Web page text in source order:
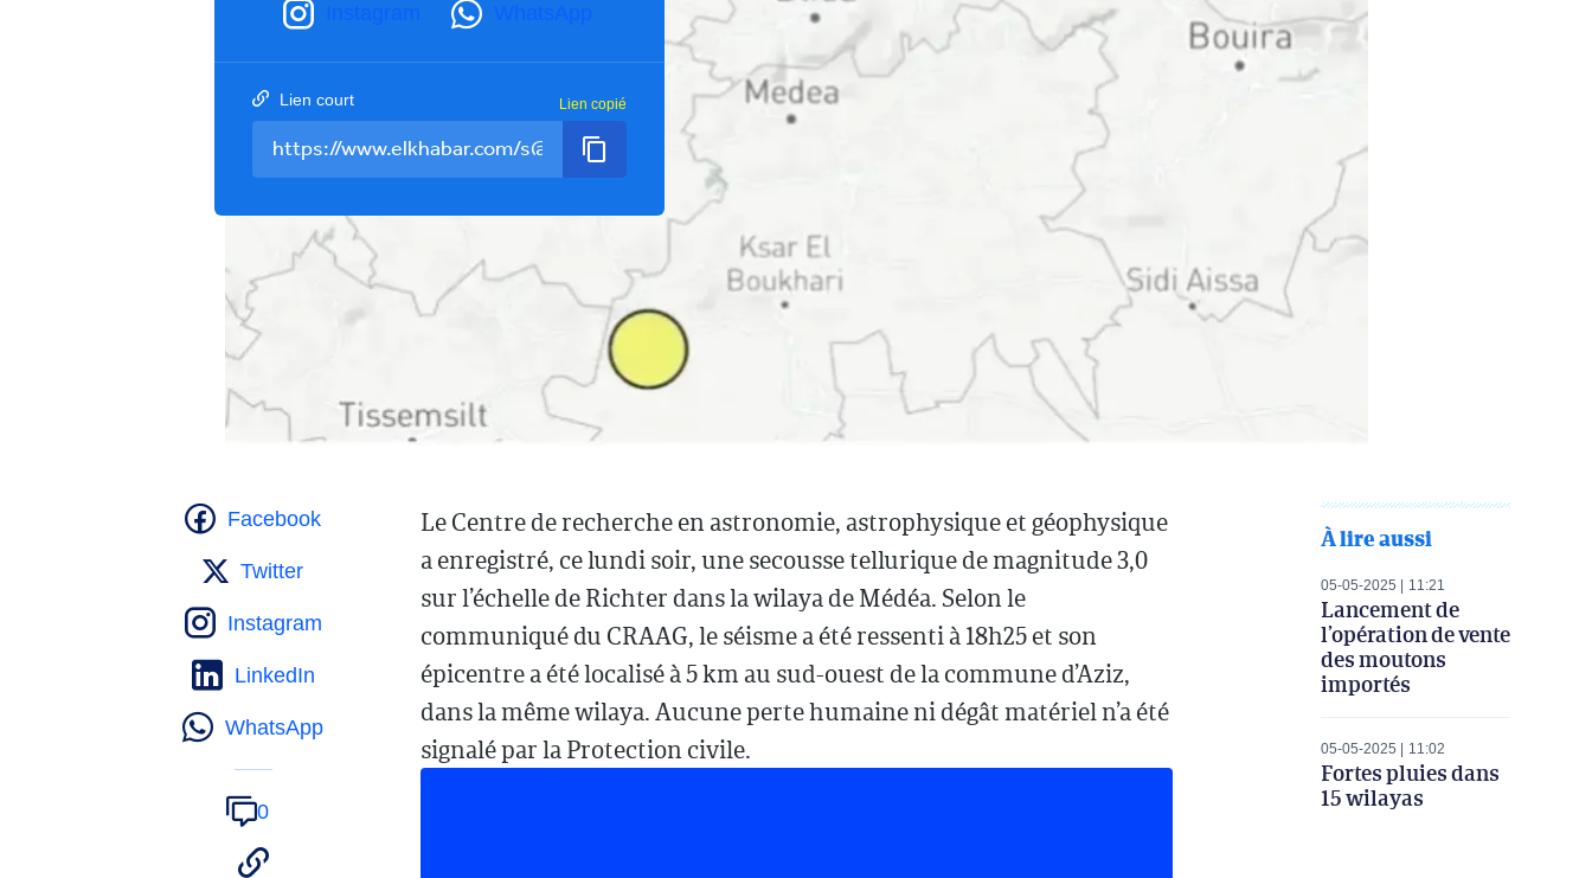
Instagram WhatsApp
Lien court Lien copié
Le Centre de recherche en astronomie, astrophysique et géophysique
a enregistré, ce lundi soir, une secousse tellurique de magnitude 3,0
sur l’échelle de Richter dans la wilaya de Médéa. Selon le
communiqué du CRAAG, le séisme a été ressenti à 18h25 et son
épicentre a été localisé à 5 km au sud-ouest de la commune d’Aziz,
dans la même wilaya. Aucune perte humaine ni dégât matériel n’a été
signalé par la Protection civile.
Facebook
Twitter
Instagram
LinkedIn
WhatsApp
0
À lire aussi
05-05-2025 11:21
Lancement de
l’opération de vente
des moutons
importés
05-05-2025 11:02
Fortes pluies dans
15 wilayas